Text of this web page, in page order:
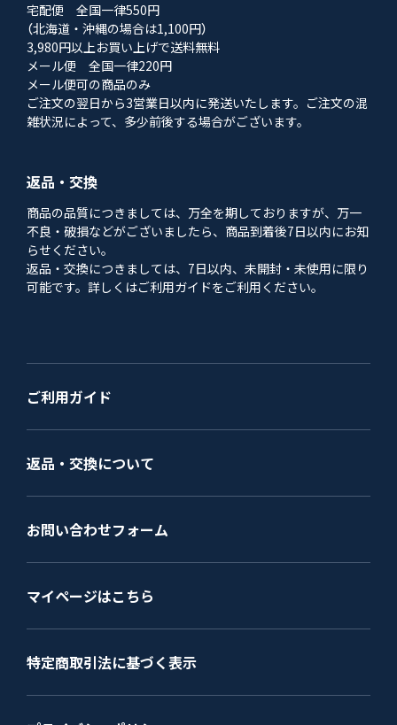
宅配便 全国一律550円
（北海道・沖縄の場合は1,100円）
3,980円以上お買い上げで送料無料
メール便 全国一律220円
メール便可の商品のみ
ご注文の翌日から3営業日以内に発送いたします。ご注文の混
雑状況によって、多少前後する場合がございます。
返品・交換
商品の品質につきましては、万全を期しておりますが、万一
不良・破損などがございましたら、商品到着後7日以内にお知
らせください。
返品・交換につきましては、7日以内、未開封・未使用に限り
可能です。詳しくはご利用ガイドをご利用ください。
ご利用ガイド
返品・交換について
お問い合わせフォーム
マイページはこちら
特定商取引法に基づく表示